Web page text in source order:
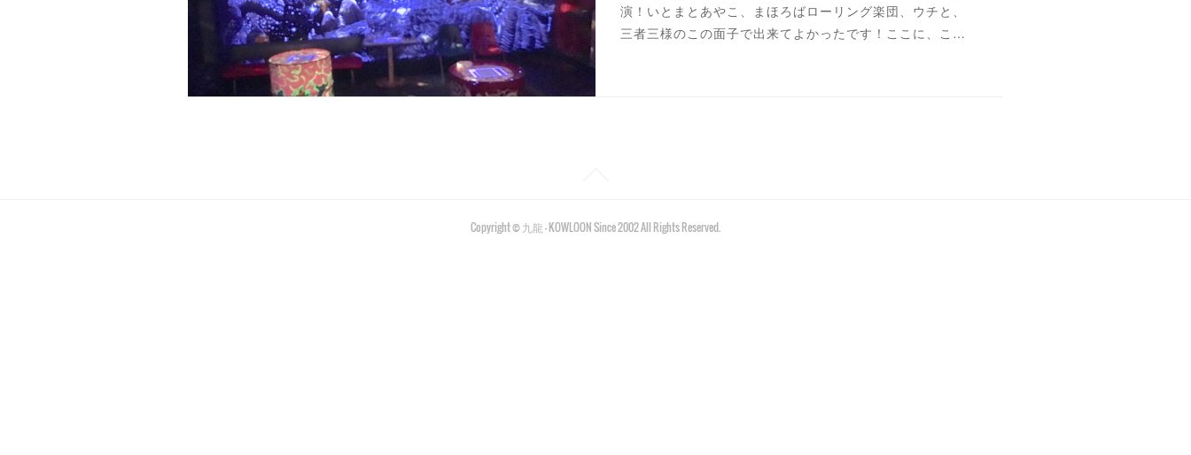
演！いとまとあやこ、まほろばローリング楽団、ウチと、
三者三様のこの面子で出来てよかったです！ここに、こ…
Copyright © 九龍 - KOWLOON Since 2002 All Rights Reserved.